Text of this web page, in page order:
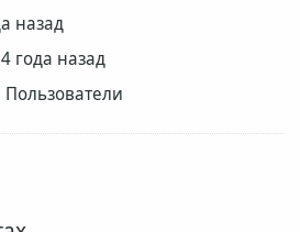
назад
4 года назад